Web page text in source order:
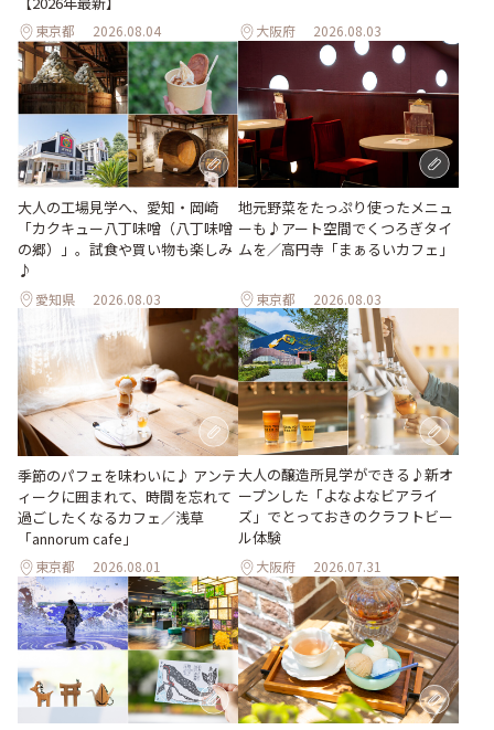
東京都 2026.08.04 大阪府 2026.08.03
大人の工場見学へ、愛知・岡崎
「カクキュー八丁味噌（八丁味噌
の郷）」。試食や買い物も楽しみ
♪
愛知県 2026.08.03
地元野菜をたっぷり使ったメニュ
ーも♪アート空間でくつろぎタイ
ムを／高円寺「まぁるいカフェ」
東京都 2026.08.03
季節のパフェを味わいに♪ アンテ
ィークに囲まれて、時間を忘れて
過ごしたくなるカフェ／浅草
「annorum cafe」
東京都 2026.08.01
大人の醸造所見学ができる♪新オ
ープンした「よなよなビアライ
ズ」でとっておきのクラフトビー
ル体験
大阪府 2026.07.31